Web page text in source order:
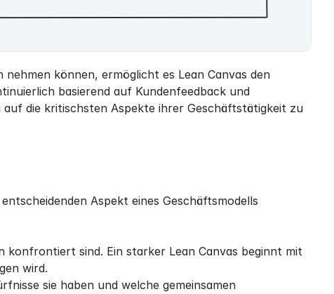
können, ermöglicht es Lean Canvas den
basierend auf Kundenfeedback und
die kritischsten Aspekte ihrer Geschäftstätigkeit zu
Aspekt eines Geschäftsmodells
sind. Ein starker Lean Canvas beginnt mit
wird.
sie haben und welche gemeinsamen